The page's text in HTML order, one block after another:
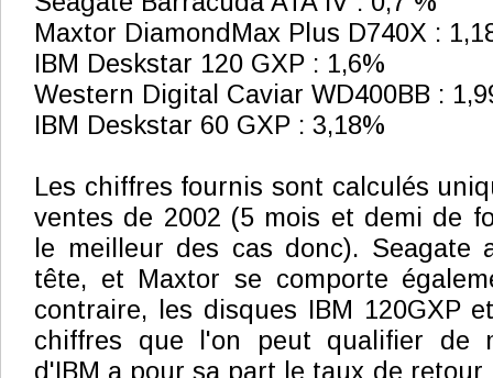
Maxtor DiamondMax Plus D740X :
IBM Deskstar 120 GXP : 1,6%
Western Digital Caviar WD400BB :
IBM Deskstar 60 GXP : 3,18%
Les chiffres fournis sont calculés
ventes de 2002 (5 mois et demi de
le meilleur des cas donc). Seagate
tête, et Maxtor se comporte
contraire, les disques IBM 120GXP
chiffres que l'on peut qualifier de
d'IBM a pour sa part le taux de retour